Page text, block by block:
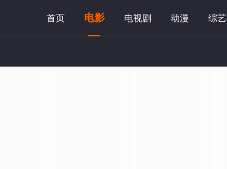
首页 电影 电视剧 动漫 综艺